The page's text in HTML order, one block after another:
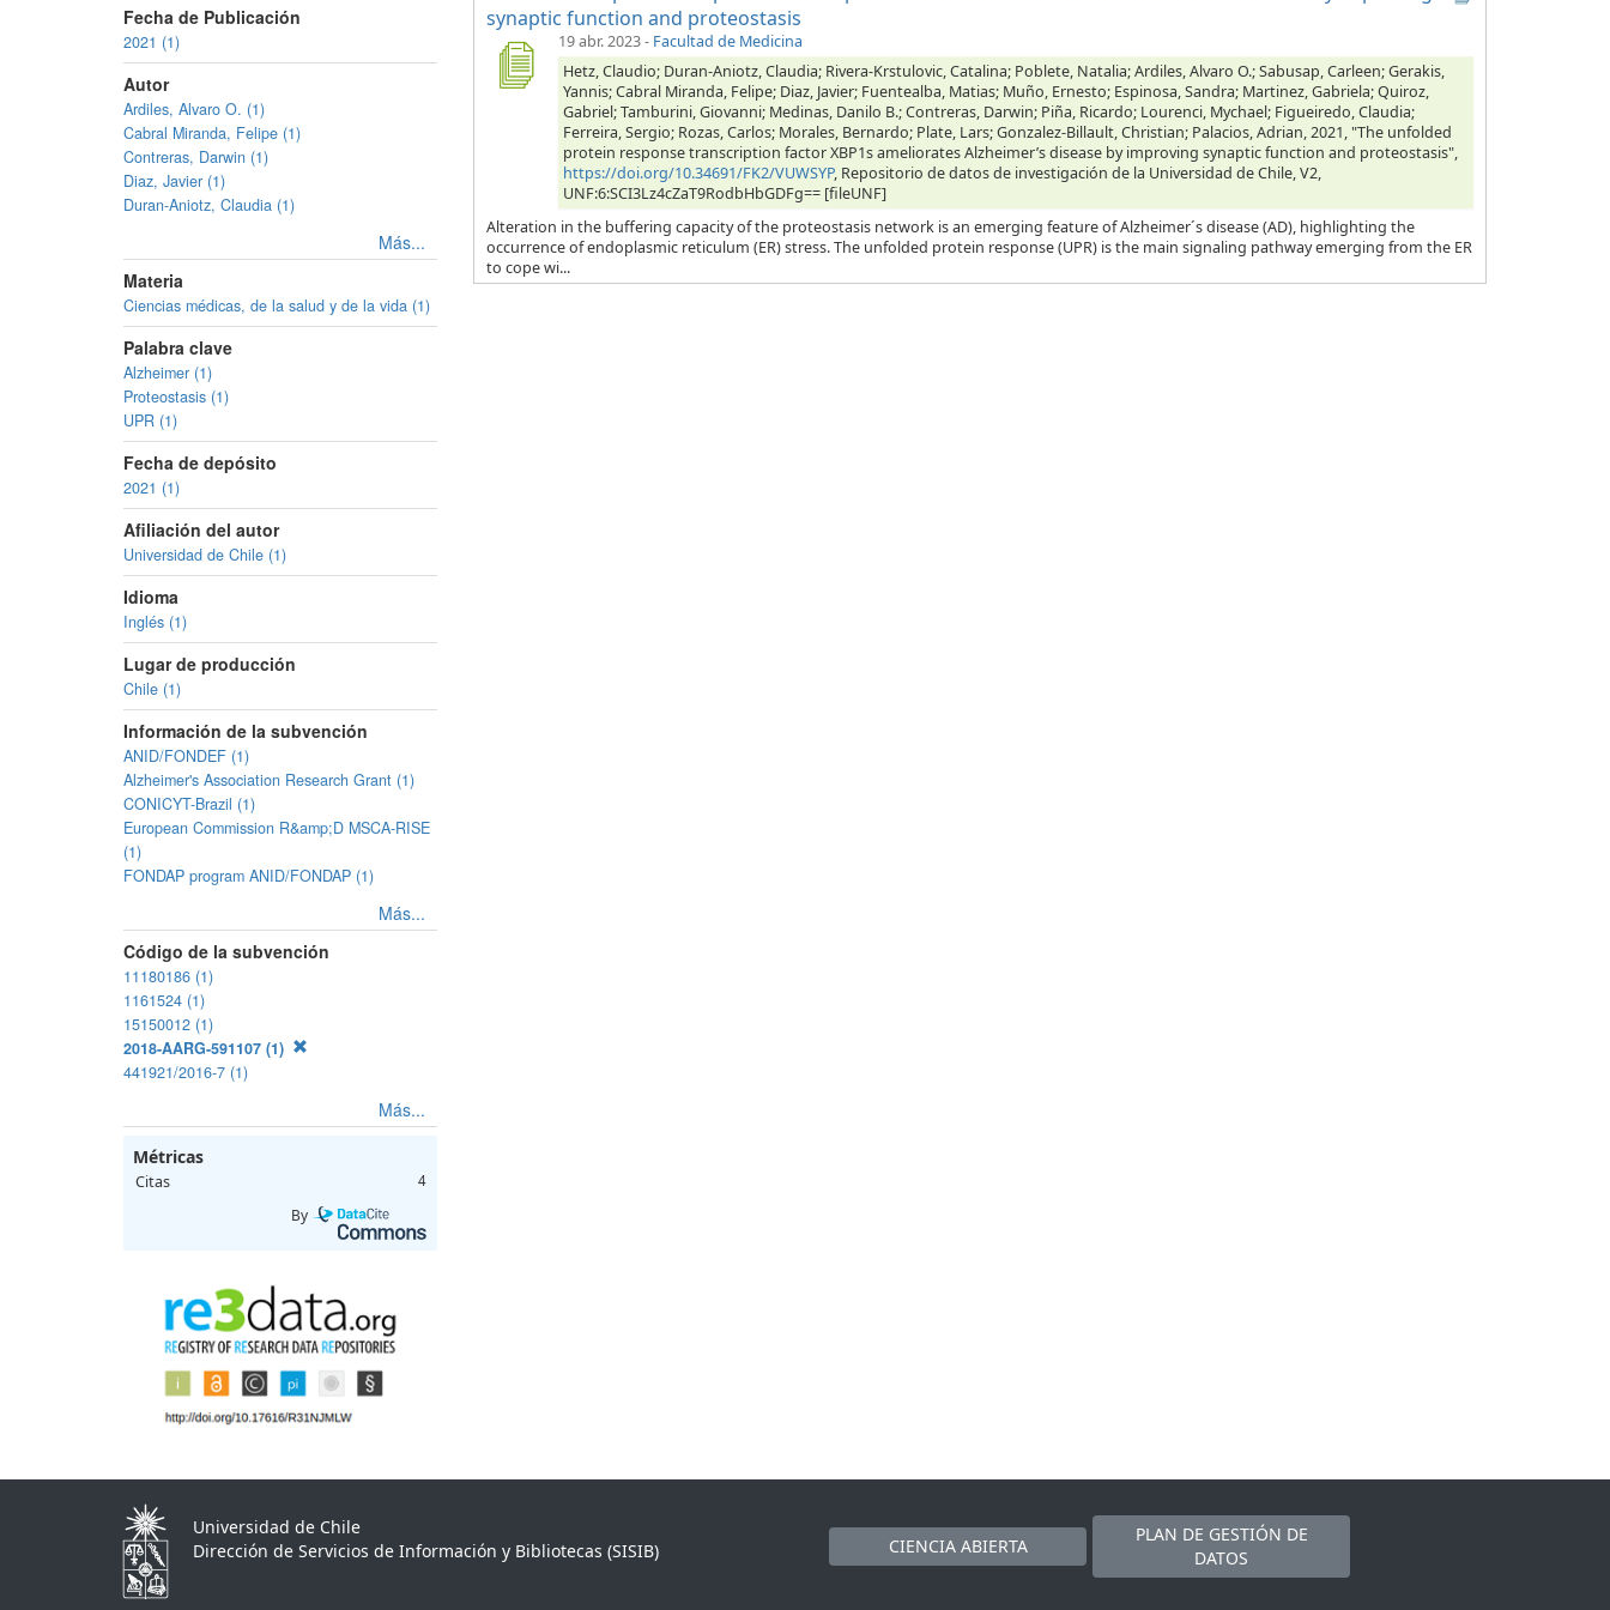
Fecha de Publicación
2021 (1)
Autor
Ardiles, Alvaro O. (1)
Cabral Miranda, Felipe (1)
Contreras, Darwin (1)
Diaz, Javier (1)
Duran-Aniotz, Claudia (1)
Más...
Materia
Ciencias médicas, de la salud y de la vida (1)
Palabra clave
Alzheimer (1)
Proteostasis (1)
UPR (1)
Fecha de depósito
2021 (1)
Afiliación del autor
Universidad de Chile (1)
Idioma
Inglés (1)
Lugar de producción
Chile (1)
Información de la subvención
ANID/FONDEF (1)
Alzheimer's Association Research Grant (1)
CONICYT-Brazil (1)
European Commission R&amp;D MSCA-RISE
(1)
FONDAP program ANID/FONDAP (1)
Más...
Código de la subvención
11180186 (1)
1161524 (1)
15150012 (1)
2018-AARG-591107 (1)
441921/2016-7 (1)
Más...
Métricas
Citas 4
By
synaptic function and proteostasis
19 abr. 2023- Facultad de Medicina
Hetz, Claudio; Duran-Aniotz, Claudia; Rivera-Krstulovic, Catalina; Poblete, Natalia; Ardiles, Alvaro O.; Sabusap, Carleen; Gerakis,
Yannis; Cabral Miranda, Felipe; Diaz, Javier; Fuentealba, Matias; Muño, Ernesto; Espinosa, Sandra; Martinez, Gabriela; Quiroz,
Gabriel; Tamburini, Giovanni; Medinas, Danilo B.; Contreras, Darwin; Piña, Ricardo; Lourenci, Mychael; Figueiredo, Claudia;
Ferreira, Sergio; Rozas, Carlos; Morales, Bernardo; Plate, Lars; Gonzalez-Billault, Christian; Palacios, Adrian, 2021, "The unfolded
protein response transcription factor XBP1s ameliorates Alzheimer’s disease by improving synaptic function and proteostasis",
https://doi.org/10.34691/FK2/VUWSYP, Repositorio de datos de investigación de la Universidad de Chile, V2,
UNF:6:SCI3Lz4cZaT9RodbHbGDFg== [fileUNF]
Alteration in the buffering capacity of the proteostasis network is an emerging feature of Alzheimer´s disease (AD), highlighting the
occurrence of endoplasmic reticulum (ER) stress. The unfolded protein response (UPR) is the main signaling pathway emerging from the ER
to cope wi...
Universidad de Chile
Dirección de Servicios de Información y Bibliotecas (SISIB)
CIENCIA ABIERTA
PLAN DE GESTIÓN DE
DATOS